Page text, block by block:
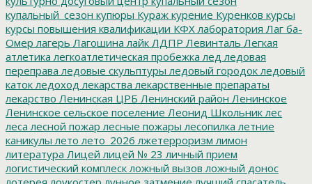
купальный_сезон купюры Кураж курение Куренков курсы
курсы повышения квалификации КФХ лаборатория Лаг ба-
Омер лагерь Лагошина лайк ЛДПР Левинталь Легкая
атлетика легкоатлетическая пробежка лед ледовая
переправа ледовые скульптуры ледовый городок ледовый
каток ледоход лекарства лекарственные препараты
лекарство Ленинская ЦРБ Ленинский район Ленинское
Ленинское сельское поселение Леонид Школьник лес
леса лесной пожар лесные пожары лесопилка летние
каникулы лето лето_2026 лжетерроризм лимон
литература Лицей лицей № 23 личный прием
логистический комплеск ложный вызов ложный донос